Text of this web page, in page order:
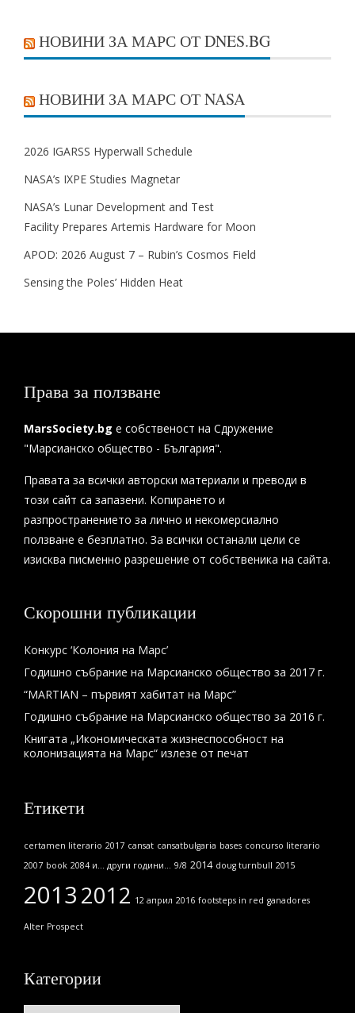
НОВИНИ ЗА МАРС ОТ DNES.BG
НОВИНИ ЗА МАРС ОТ NASA
2026 IGARSS Hyperwall Schedule
NASA’s IXPE Studies Magnetar
NASA’s Lunar Development and Test
Facility Prepares Artemis Hardware for Moon
APOD: 2026 August 7 – Rubin’s Cosmos Field
Sensing the Poles’ Hidden Heat
Права за ползване
MarsSociety.bg е собственост на Сдружение
"Марсианско общество - България".
Правата за всички авторски материали и преводи в
този сайт са запазени. Копирането и
разпространението за лично и некомерсиално
ползване е безплатно. За всички останали цели се
изисква писменно разрешение от собственика на сайта.
Скорошни публикации
Конкурс ‘Колония на Марс’
Годишно събрание на Марсианско общество за 2017 г.
“MARTIAN – първият хабитат на Марс”
Годишно събрание на Марсианско общество за 2016 г.
Книгата „Икономическата жизнеспособност на
колонизацията на Марс“ излезе от печат
Етикети
certamen literario 2017 cansat cansatbulgaria bases concurso literario
2007 book 2084 и... други години... 9/8 2014 doug turnbull 2015
20132012 12 април 2016 footsteps in red ganadores
Alter Prospect
Категории